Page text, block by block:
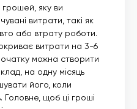
яку ви
витрати, такі як
або втрату роботи.
витрати на 3-6
можна створити
на одну місяць
його, коли
Головне, щоб ці гроші